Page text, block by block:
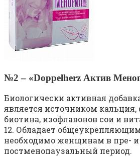
№2 – «Doppelherz Актив
Биологически активная
является источником
биотина, изофлавонов сои и
12. Обладает
необходимо женщинам в пре- и
постменопаузальный период.